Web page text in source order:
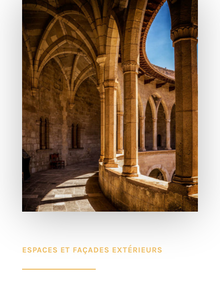
ESPACES ET FAÇADES EXTÉRIEURS